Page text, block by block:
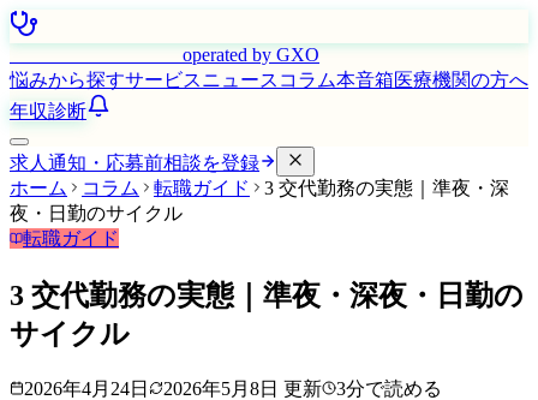
operated by GXO
悩みから探すサービスニュース コラム本音箱医療機関の方へ
年収診断
求人通知・応募前相談を登録
ホーム
コラム 転職ガイド
3 交代勤務の実態｜準夜・深
夜・日勤のサイクル
転職ガイド
3 交代勤務の実態｜準夜・深夜・日勤の
サイクル
2026年4月24日 2026年5月8日 更新 3分で読める